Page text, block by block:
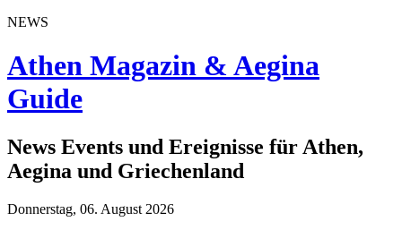
NEWS
Athen Magazin & Aegina
Guide
News Events und Ereignisse für Athen,
Aegina und Griechenland
Donnerstag, 06. August 2026